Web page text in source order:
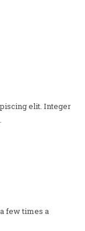
elit. Integer
few times a